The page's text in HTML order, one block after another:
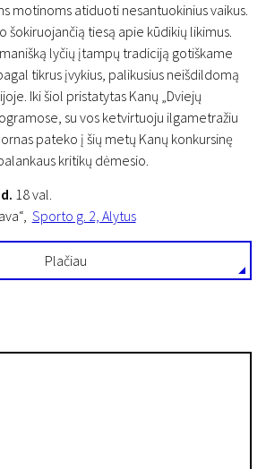
motinoms atiduoti nesantuokinius vaikus.
šokiruojančią tiesą apie kūdikių likimus.
lyčių įtampų tradiciją gotiškame
tikrus įvykius, palikusius neišdildomą
Iki šiol pristatytas Kanų „Dviejų
su vos ketvirtuoju ilgametražiu
pateko į šių metų Kanų konkursinę
kritikų dėmesio.
18 val.
Sporto g. 2, Alytus
Plačiau